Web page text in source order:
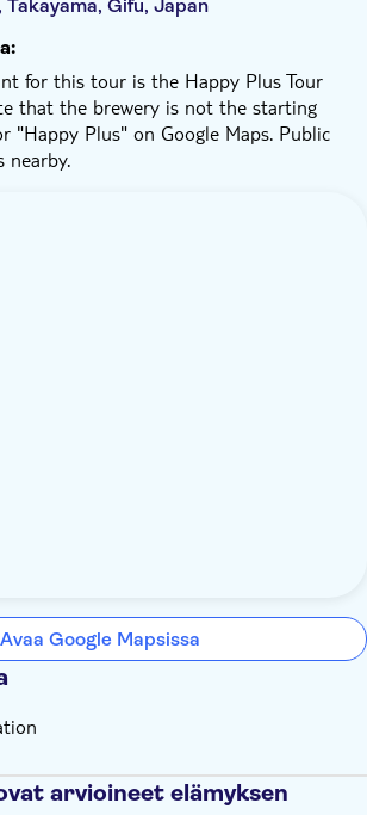
Gifu, Japan
for this tour is the Happy Plus Tour
that the brewery is not the starting
"Happy Plus" on Google Maps. Public
nearby.
Avaa Google Mapsissa
arvioineet elämyksen